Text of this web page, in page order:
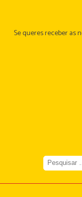
Se queres receber as
Pesquisar
por: